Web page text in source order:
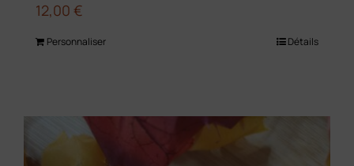
12,00 €
Personnaliser Détails